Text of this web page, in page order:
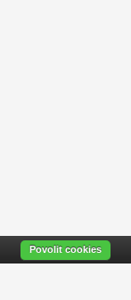
Povolit cookies